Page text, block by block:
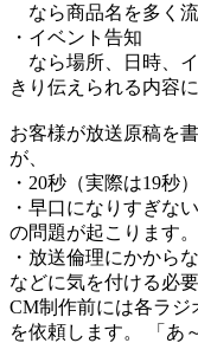
なら商品名を多く
・イベント告知
なら場所、日時、
きり伝えられる内容に
お客様が放送原稿を
が、
・20秒（実際は19秒
・早口になりすぎな
の問題が起こります。
・放送倫理にかからな
などに気を付ける必
CM制作前には各ラジ
を依頼します。 「あ